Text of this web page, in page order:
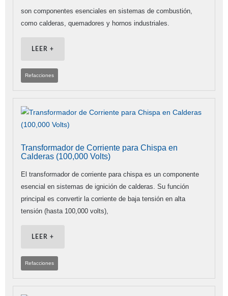
son componentes esenciales en sistemas de combustión,
como calderas, quemadores y hornos industriales.
LEER +
Refacciones
Transformador de Corriente para Chispa en
Calderas (100,000 Volts)
El transformador de corriente para chispa es un componente
esencial en sistemas de ignición de calderas. Su función
principal es convertir la corriente de baja tensión en alta
tensión (hasta 100,000 volts),
LEER +
Refacciones